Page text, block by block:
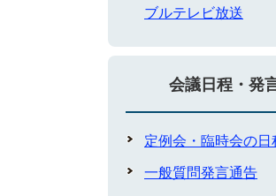
ブルテレビ放送
会議日程・発
定例会・臨時会の日
一般質問発言通告